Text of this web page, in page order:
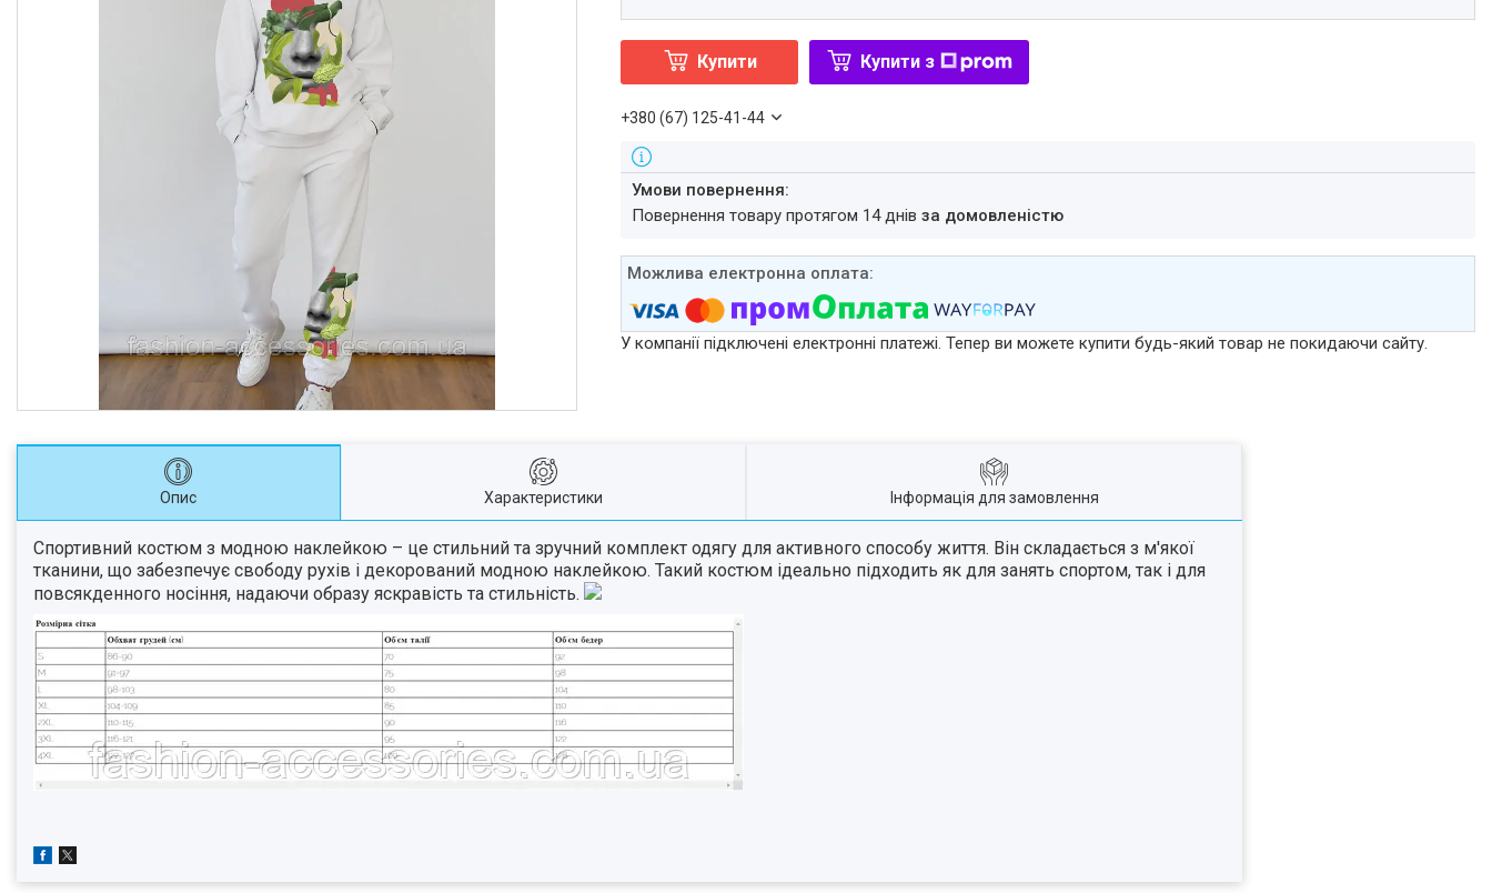
Купити Купити з
+380 (67) 125-41-44
повернення товару протягом 14 днівза домовленістю
У компанії підключені електронні платежі. Тепер ви можете купити будь-який товар не покидаючи сайту.
Опис Характеристики Інформація для замовлення
Спортивний костюм з модною наклейкою – це стильний та зручний комплект одягу для активного способу життя. Він складається з м'якої
тканини, що забезпечує свободу рухів і декорований модною наклейкою. Такий костюм ідеально підходить як для занять спортом, так і для
повсякденного носіння, надаючи образу яскравість та стильність.